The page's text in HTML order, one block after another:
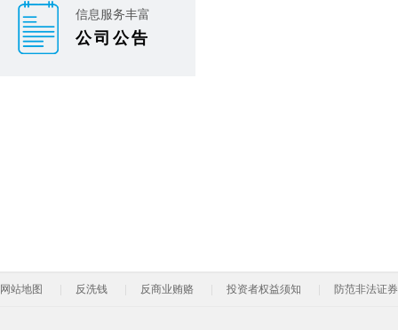
信息服务丰富
公司公告
网站地图 反洗钱 反商业贿赂 投资者权益须知 防范非法证